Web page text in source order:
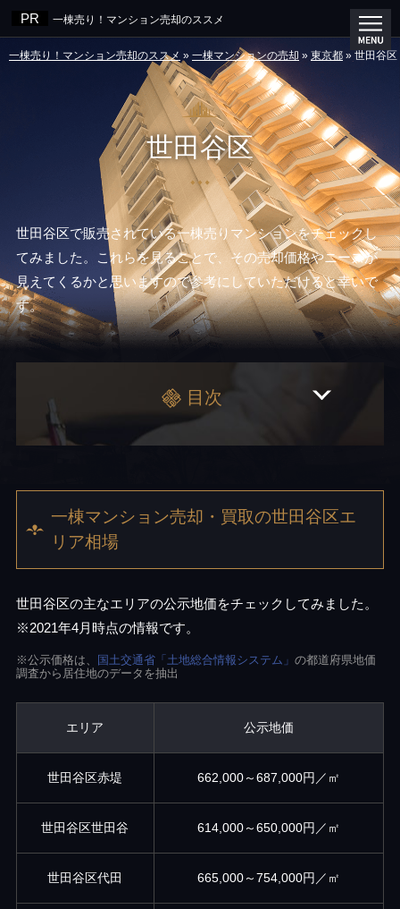
一棟売り！マンション売却のススメ
一棟売り！マンション売却のススメ » 一棟マンションの売却 » 東京都 » 世田谷区
世田谷区
世田谷区で販売されている一棟売りマンションをチェックし
てみました。これらを見ることで、その売却価格やニーズが
見えてくるかと思いますので参考にしていただけると幸いで
す。
目次
一棟マンション売却・買取の世田谷区エ
リア相場
世田谷区の主なエリアの公示地価をチェックしてみました。
※2021年4月時点の情報です。
※公示価格は、 国土交通省「土地総合情報システム」 の都道府県地価
調査から居住地のデータを抽出
エリア 公示地価
世田谷区赤堤 662,000～687,000円／㎡
世田谷区世田谷 614,000～650,000円／㎡
世田谷区代田 665,000～754,000円／㎡